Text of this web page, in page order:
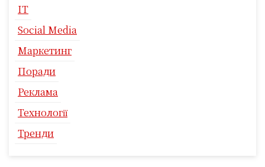
IT
Social Media
Маркетинг
Поради
Реклама
Технології
Тренди